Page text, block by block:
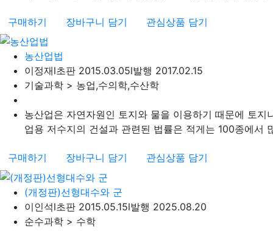
구매하기 장바구니 담기 관심상품 담기
농산업법
이정재l초판 2015.03.05l발행 2017.02.15
기술과학 > 농업,수의학,수산학
농산업은 자연자원인 토지와 물을 이용하기 때문에 토
업용 저수지의 건설과 관련된 법률은 적게는 100종에서
구매하기 장바구니 담기 관심상품 담기
(개정판)선형대수와 군
이인석l초판 2015.05.15l발행 2025.08.20
순수과학 > 수학